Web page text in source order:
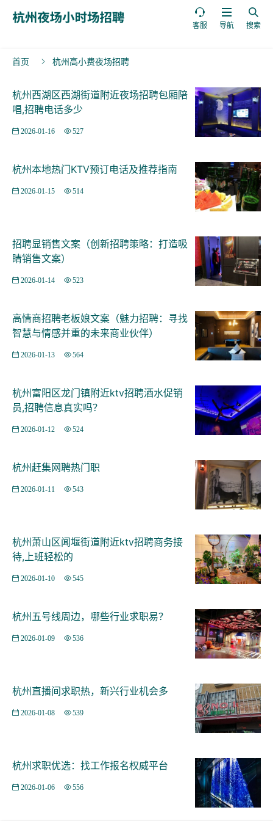

搜索

导航

客服
首页  杭州高小费夜场招聘
杭州西湖区西湖街道附近夜场招聘包厢陪
唱,招聘电话多少
2026-01-16 527
杭州本地热门KTV预订电话及推荐指南
2026-01-15 514
招聘显销售文案（创新招聘策略：打造吸
睛销售文案）
2026-01-14 523
高情商招聘老板娘文案（魅力招聘：寻找
智慧与情感并重的未来商业伙伴）
2026-01-13 564
杭州富阳区龙门镇附近ktv招聘酒水促销
员,招聘信息真实吗？
2026-01-12 524
杭州赶集网聘热门职
2026-01-11 543
杭州萧山区闻堰街道附近ktv招聘商务接
待,上班轻松的
2026-01-10 545
杭州五号线周边，哪些行业求职易？
2026-01-09 536
杭州直播间求职热，新兴行业机会多
2026-01-08 539
杭州求职优选：找工作报名权威平台
2026-01-06 556